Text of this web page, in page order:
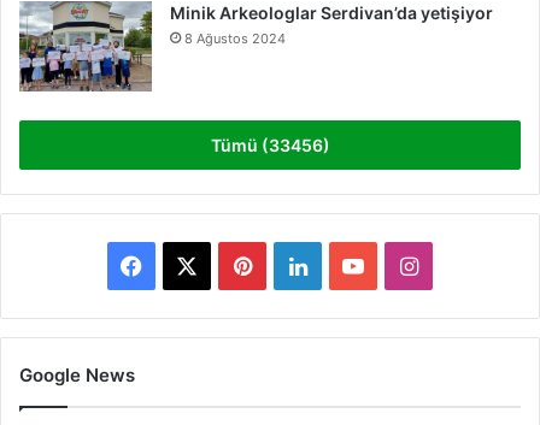
Minik Arkeologlar Serdivan’da yetişiyor
8 Ağustos 2024
Tümü (33456)
Facebook PinterestLinkedInYouTubeInstagram
Google News